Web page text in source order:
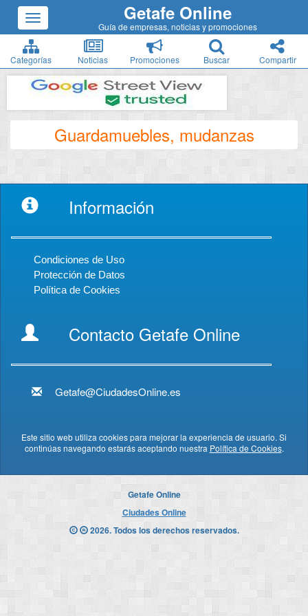
Getafe Online
Guía de empresas, noticias y promociones
Categorías Noticias Promociones Buscar Compartir
Guardamuebles, mudanzas
Información
Condiciones de Uso
Protección de Datos
Política de Cookies
Contacto Getafe Online
Getafe@CiudadesOnline.es
Este sitio web utiliza cookies para mejorar la experiencia de usuario. Si
continúas navegando estarás aceptando nuestra Política de Cookies.
Getafe Online
Ciudades Online
2026. Todos los derechos reservados.